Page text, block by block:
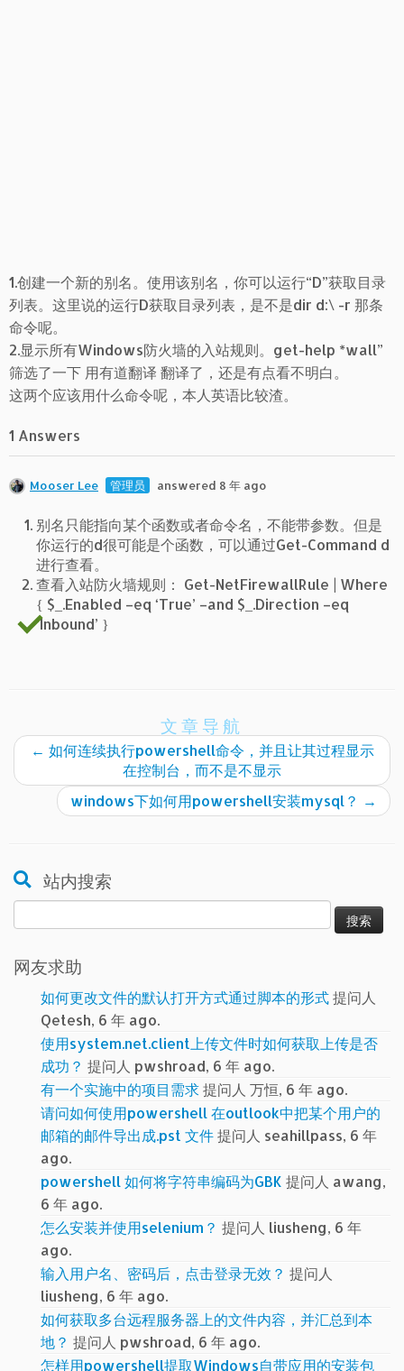
1.创建一个新的别名。使用该别名，你可以运行“D”获取目录
列表。这里说的运行D获取目录列表，是不是dir d:\ -r 那条
命令呢。
2.显示所有Windows防火墙的入站规则。get-help *wall”
筛选了一下 用有道翻译 翻译了，还是有点看不明白。
这两个应该用什么命令呢，本人英语比较渣。
1 Answers
Mooser Lee 管理员 answered 8 年 ago
别名只能指向某个函数或者命令名，不能带参数。但是
你运行的d很可能是个函数，可以通过Get-Command d
进行查看。
查看入站防火墙规则： Get-NetFirewallRule | Where
{ $_.Enabled –eq ‘True’ –and $_.Direction –eq
‘Inbound’ }
文章导航
← 如何连续执行powershell命令，并且让其过程显示
在控制台，而不是不显示
windows下如何用powershell安装mysql？ →
站内搜索
索：
网友求助
如何更改文件的默认打开方式通过脚本的形式提问人
Qetesh, 6 年 ago.
使用system.net.client上传文件时如何获取上传是否
成功？ 提问人 pwshroad, 6 年 ago.
有一个实施中的项目需求提问人 万恒, 6 年 ago.
请问如何使用powershell 在outlook中把某个用户的
邮箱的邮件导出成.pst 文件提问人 seahillpass, 6 年
ago.
powershell 如何将字符串编码为GBK 提问人 awang,
6 年 ago.
怎么安装并使用selenium？ 提问人 liusheng, 6 年
ago.
输入用户名、密码后，点击登录无效？ 提问人
liusheng, 6 年 ago.
如何获取多台远程服务器上的文件内容，并汇总到本
地？ 提问人 pwshroad, 6 年 ago.
怎样用powershell提取Windows自带应用的安装包